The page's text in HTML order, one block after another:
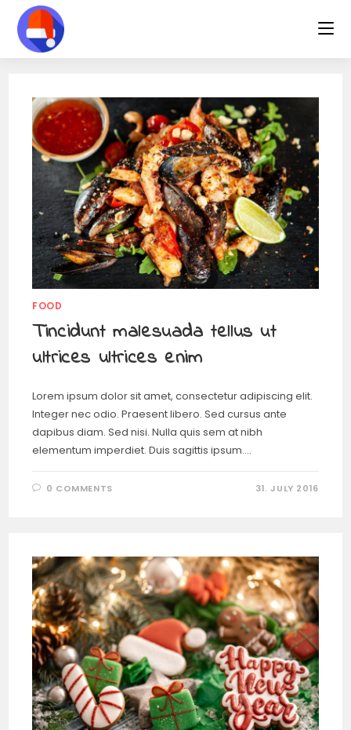
FOOD
Tincidunt malesuada tellus ut
ultrices ultrices enim
Lorem ipsum dolor sit amet, consectetur adipiscing elit.
Integer nec odio. Praesent libero. Sed cursus ante
dapibus diam. Sed nisi. Nulla quis sem at nibh
elementum imperdiet. Duis sagittis ipsum.…
0 COMMENTS 31. JULY 2016